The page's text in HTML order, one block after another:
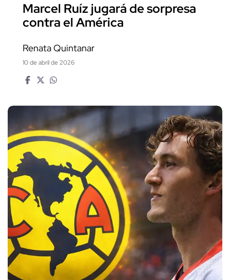
Marcel Ruíz jugará de sorpresa
contra el América
Renata Quintanar
10 de abril de 2026